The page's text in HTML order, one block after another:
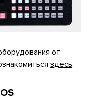
от
здесь.